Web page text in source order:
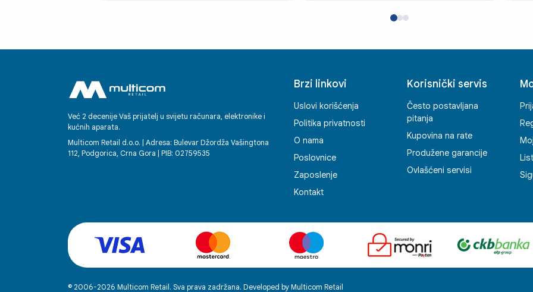
Već 2 decenije Vaš prijatelj u svijetu računara, elektronike i
kućnih aparata.
Multicom Retail d.o.o. | Adresa: Bulevar Džordža Vašingtona
112, Podgorica, Crna Gora | PIB: 02759535
Brzi linkovi
Uslovi korišćenja
Politika privatnosti
O nama
Poslovnice
Zaposlenje
Kontakt
Korisnički servis
Često postavljana
pitanja
Kupovina na rate
Produžene garancije
Ovlašćeni servisi
© 2006-2026 Multicom Retail. Sva prava zadržana. Developed by Multicom Retail